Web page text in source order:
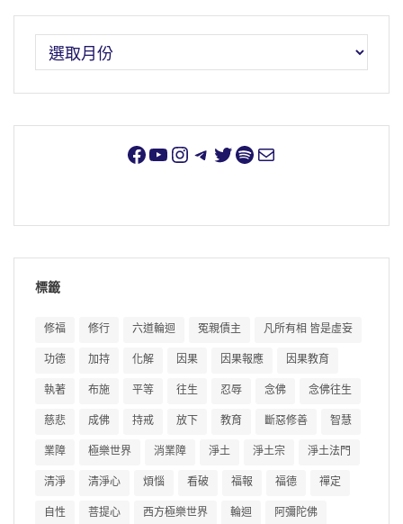
標籤
修福 修行 六道輪迴 冤親債主 凡所有相 皆是虛妄
功德 加持 化解 因果 因果報應 因果教育
執著 布施 平等 往生 忍辱 念佛 念佛往生
慈悲 成佛 持戒 放下 教育 斷惡修善 智慧
業障 極樂世界 消業障 淨土 淨土宗 淨土法門
清淨 清淨心 煩惱 看破 福報 福德 禪定
自性 菩提心 西方極樂世界 輪迴 阿彌陀佛